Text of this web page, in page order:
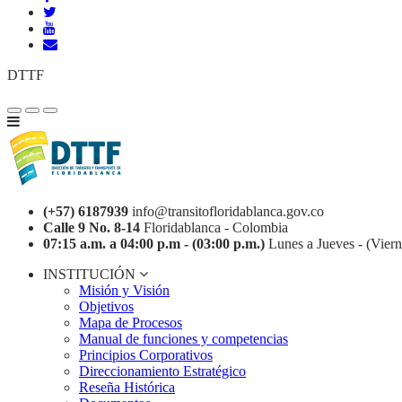
DTTF
(+57) 6187939 info@transitofloridablanca.gov.co
Calle 9 No. 8-14 Floridablanca - Colombia
07:15 a.m. a 04:00 p.m - (03:00 p.m.) Lunes a Jueves -
INSTITUCIÓN
Misión y Visión
Objetivos
Mapa de Procesos
Manual de funciones y competencias
Principios Corporativos
Direccionamiento Estratégico
Reseña Histórica